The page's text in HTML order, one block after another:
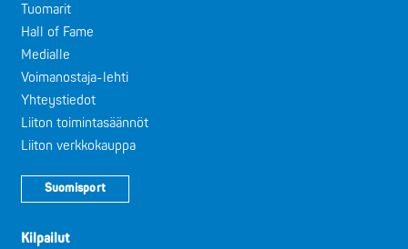
Tuomarit
Hall of Fame
Medialle
Voimanostaja-lehti
Yhteystiedot
Liiton toimintasäännöt
Liiton verkkokauppa
Suomisport
Kilpailut